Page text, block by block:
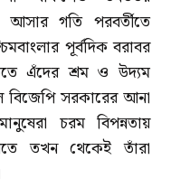
গতি পরবর্তীতে
পূর্বদিক বরাবর
এঁদের শ্রম ও উদ্যম
বিজেপি সরকারের আনা
চরম বিপন্নতায়
তখন থেকেই তাঁরা